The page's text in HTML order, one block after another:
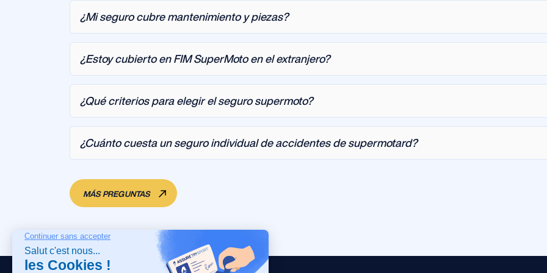
¿Mi seguro cubre mantenimiento y piezas?
¿Estoy cubierto en FIM SuperMoto en el extranjero?
¿Qué criterios para elegir el seguro supermoto?
¿Cuánto cuesta un seguro individual de accidentes de supermotard?
MÁS PREGUNTAS